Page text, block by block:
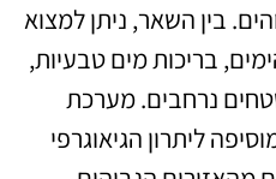
בין השאר, ניתן למצוא
בריכות מים טבעיות,
נרחבים. מערכת
ליתרון הגיאוגרפי